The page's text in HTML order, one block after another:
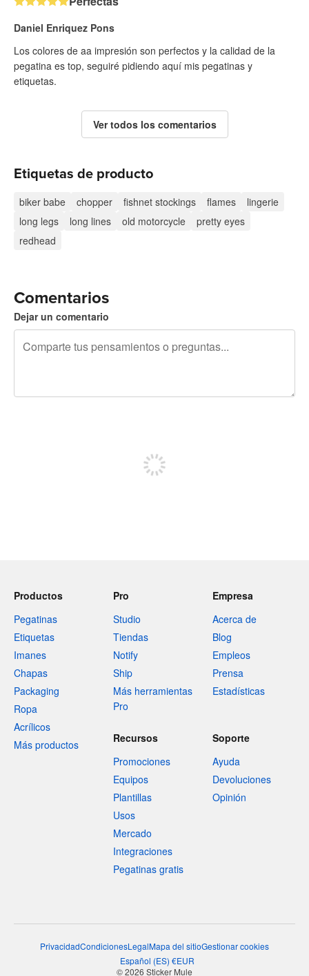
Daniel Enriquez Pons
Los colores de aa impresión son perfectos y la calidad de la
pegatina es top, seguiré pidiendo aquí mis pegatinas y
etiquetas.
Ver todos los comentarios
Etiquetas de producto
biker babe chopper fishnet stockings flames
lingerie
long legs
long lines old motorcycle
pretty eyes
redhead
Comentarios
Dejar un comentario
Productos
Pegatinas
Etiquetas
Imanes
Chapas
Packaging
Ropa
Acrílicos
Más productos
Pro
Studio
Tiendas
Notify
Ship
Más herramientas
Pro
Empresa
Acerca de
Blog
Empleos
Prensa
Estadísticas
Recursos
Promociones
Equipos
Plantillas
Usos
Mercado
Integraciones
Pegatinas gratis
Soporte
Ayuda
Devoluciones
Opinión
PrivacidadCondicionesLegalMapa del sitioGestionar cookies
Español (ES) €EUR
© 2026 Sticker Mule